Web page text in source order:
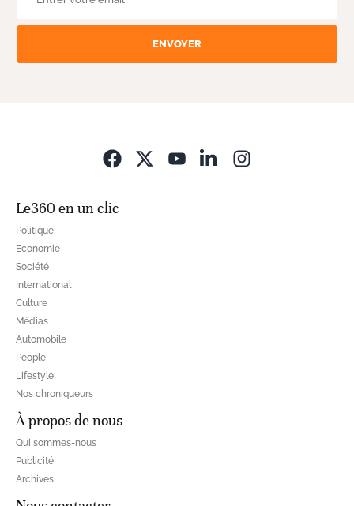
ENVOYER
Le360 en un clic
Politique
Economie
Société
International
Culture
Médias
Automobile
People
Lifestyle
Nos chroniqueurs
À propos de nous
Qui sommes-nous
Publicité
Archives